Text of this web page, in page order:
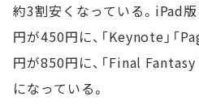
約3割安くなっている。iPad
円が450円に、「Keynote」「
円が850円に、「Final
になっている。